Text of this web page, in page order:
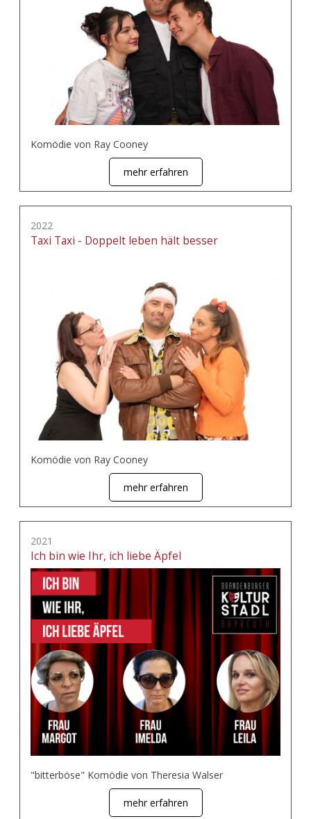
Komödie von Ray Cooney
mehr erfahren
2022
Taxi Taxi - Doppelt leben hält besser
Komödie von Ray Cooney
mehr erfahren
2021
Ich bin wie Ihr, ich liebe Äpfel
"bitterböse" Komödie von Theresia Walser
mehr erfahren